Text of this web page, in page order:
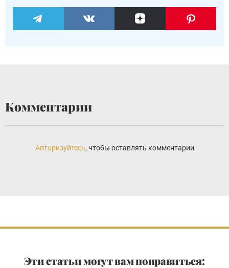
Комментарии
Авторизуйтесь, чтобы оставлять комментарии
Эти статьи могут вам понравиться: